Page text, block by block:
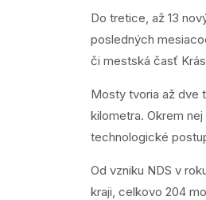
Do tretice, až 13
posledných
či mestská časť
Mosty tvoria až dve
kilometra. Okrem
technologické
Od vzniku NDS v
kraji, celkovo 204